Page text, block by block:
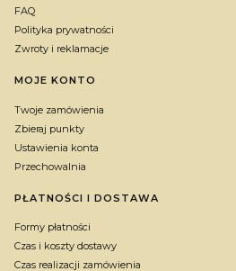
FAQ
Polityka prywatności
Zwroty i reklamacje
MOJE KONTO
Twoje zamówienia
Zbieraj punkty
Ustawienia konta
Przechowalnia
PŁATNOŚCI I DOSTAWA
Formy płatności
Czas i koszty dostawy
Czas realizacji zamówienia